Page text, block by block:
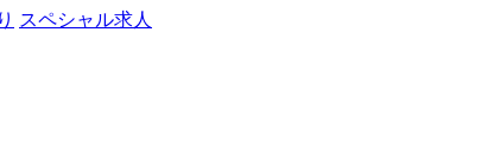
スペシャル求人